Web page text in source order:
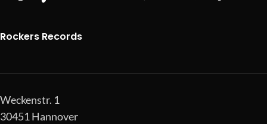
Rockers Records
Weckenstr. 1
30451 Hannover